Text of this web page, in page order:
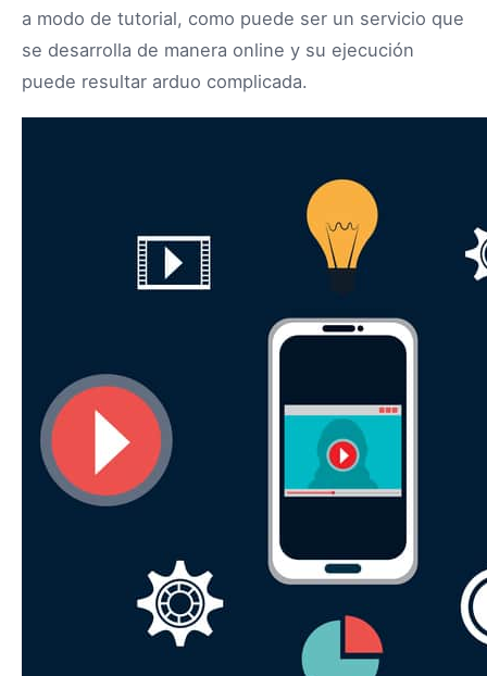
a modo de tutorial, como puede ser un servicio que
se desarrolla de manera online y su ejecución
puede resultar arduo complicada.